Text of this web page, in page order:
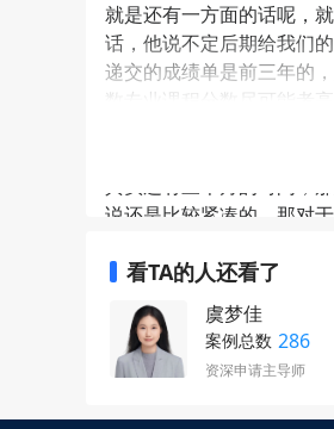
就是还有一方面的话呢，
话，他说不定后期给我们
递交的成绩单是前三年的
数专业课程分数尽可能考
好是整体GPA保持85分
期末的备考那其次就是一
说还是比较紧凑的。那对
请的时候要带上的。那如
去备考GRE，GMAT的，
花的。除此之外其实还有
了，因为正常我们金融专
配的实习的那如果说目前
期实习的岗位投递了，同
看TA的人还看了
虞梦佳
案例总数 286
资深申请主导师